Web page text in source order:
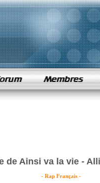
de Ainsi va la vie -
- Rap Français -